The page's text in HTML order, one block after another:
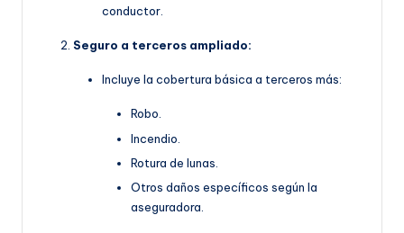
conductor.
Seguro a terceros ampliado:
Incluye la cobertura básica a terceros más:
Robo.
Incendio.
Rotura de lunas.
Otros daños específicos según la
aseguradora.